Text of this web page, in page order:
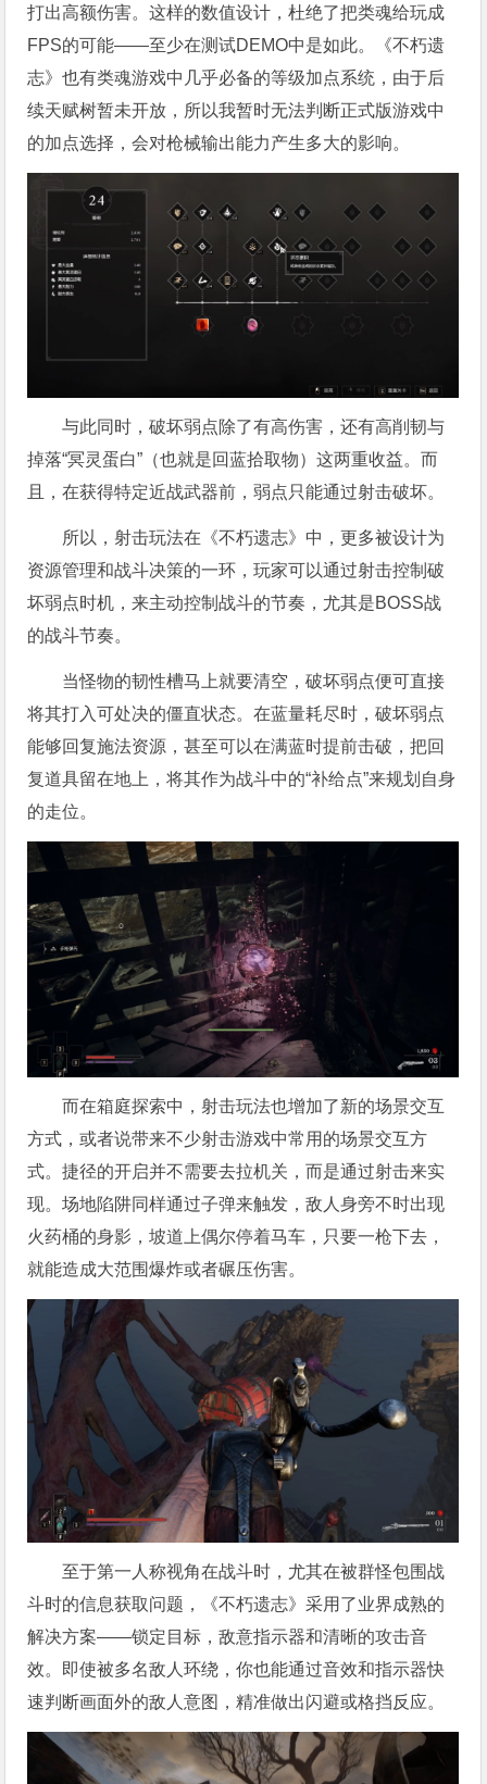
打出高额伤害。这样的数值设计，杜绝了把类魂给玩成
FPS的可能——至少在测试DEMO中是如此。《不朽遗
志》也有类魂游戏中几乎必备的等级加点系统，由于后
续天赋树暂未开放，所以我暂时无法判断正式版游戏中
的加点选择，会对枪械输出能力产生多大的影响。
与此同时，破坏弱点除了有高伤害，还有高削韧与
掉落“冥灵蛋白”（也就是回蓝拾取物）这两重收益。而
且，在获得特定近战武器前，弱点只能通过射击破坏。
所以，射击玩法在《不朽遗志》中，更多被设计为
资源管理和战斗决策的一环，玩家可以通过射击控制破
坏弱点时机，来主动控制战斗的节奏，尤其是BOSS战
的战斗节奏。
当怪物的韧性槽马上就要清空，破坏弱点便可直接
将其打入可处决的僵直状态。在蓝量耗尽时，破坏弱点
能够回复施法资源，甚至可以在满蓝时提前击破，把回
复道具留在地上，将其作为战斗中的“补给点”来规划自身
的走位。
而在箱庭探索中，射击玩法也增加了新的场景交互
方式，或者说带来不少射击游戏中常用的场景交互方
式。捷径的开启并不需要去拉机关，而是通过射击来实
现。场地陷阱同样通过子弹来触发，敌人身旁不时出现
火药桶的身影，坡道上偶尔停着马车，只要一枪下去，
就能造成大范围爆炸或者碾压伤害。
至于第一人称视角在战斗时，尤其在被群怪包围战
斗时的信息获取问题，《不朽遗志》采用了业界成熟的
解决方案——锁定目标，敌意指示器和清晰的攻击音
效。即使被多名敌人环绕，你也能通过音效和指示器快
速判断画面外的敌人意图，精准做出闪避或格挡反应。